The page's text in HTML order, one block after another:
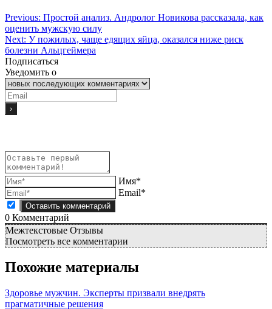
Previous: Простой анализ. Андролог Новикова рассказала, как
оценить мужскую силу
Next: У пожилых, чаще едящих яйца, оказался ниже риск
болезни Альцгеймера
Подписаться
Уведомить о
Имя*
Email*
0 Комментарий
Межтекстовые Отзывы
Посмотреть все комментарии
Похожие материалы
Здоровье мужчин. Эксперты призвали внедрять
прагматичные решения